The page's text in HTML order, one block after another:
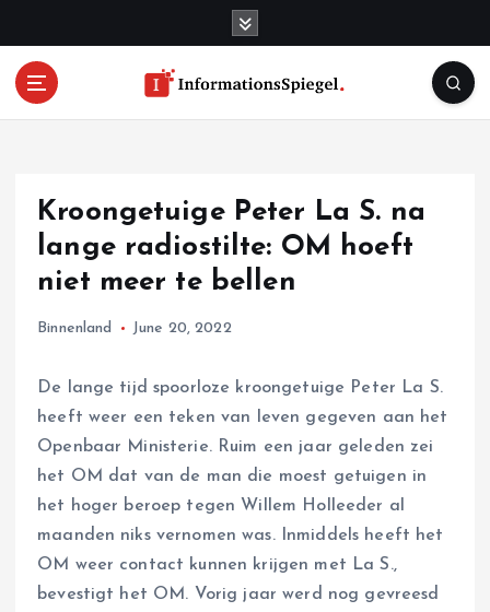
Kroongetuige Peter La S. na
lange radiostilte: OM hoeft
niet meer te bellen
Binnenland June 20, 2022
De lange tijd spoorloze kroongetuige Peter La S.
heeft weer een teken van leven gegeven aan het
Openbaar Ministerie. Ruim een jaar geleden zei
het OM dat van de man die moest getuigen in
het hoger beroep tegen Willem Holleeder al
maanden niks vernomen was. Inmiddels heeft het
OM weer contact kunnen krijgen met La S.,
bevestigt het OM. Vorig jaar werd nog gevreesd